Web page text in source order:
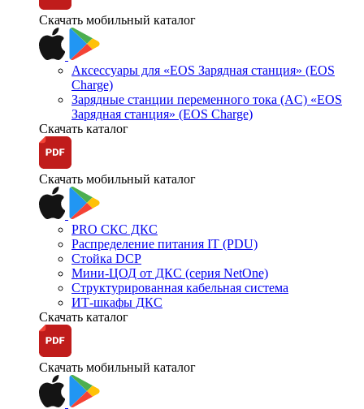
Скачать мобильный каталог
Аксессуары для «EOS Зарядная станция» (EOS
Charge)
Зарядные станции переменного тока (AC) «EOS
Зарядная станция» (EOS Charge)
Скачать каталог
Скачать мобильный каталог
PRO СКС ДКС
Распределение питания IT (PDU)
Стойка DCP
Мини-ЦОД от ДКС (серия NetOne)
Структурированная кабельная система
ИТ-шкафы ДКС
Скачать каталог
Скачать мобильный каталог